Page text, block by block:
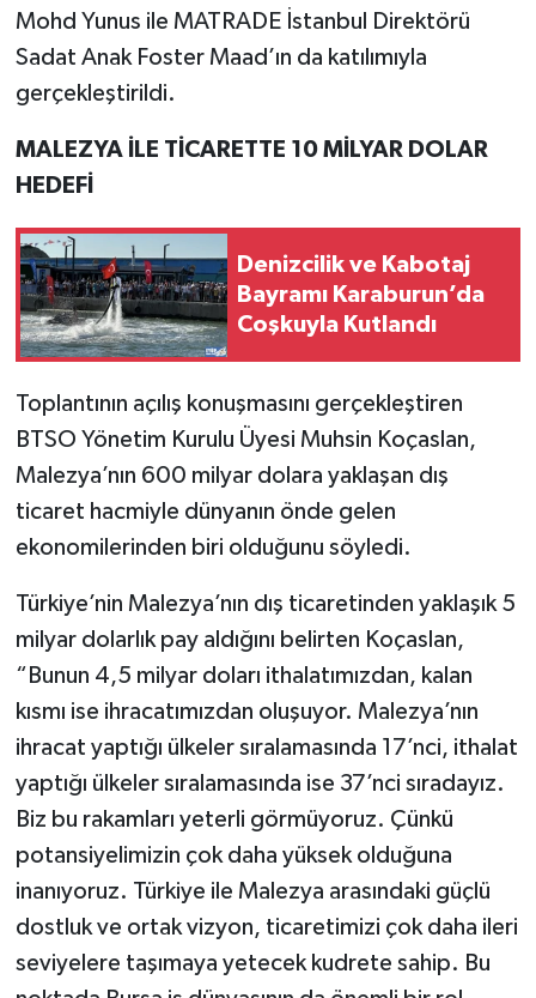
Mohd Yunus ile MATRADE İstanbul Direktörü
Sadat Anak Foster Maad’ın da katılımıyla
gerçekleştirildi.
MALEZYA İLE TİCARETTE 10 MİLYAR DOLAR
HEDEFİ
Denizcilik ve Kabotaj
Bayramı Karaburun’da
Coşkuyla Kutlandı
Toplantının açılış konuşmasını gerçekleştiren
BTSO Yönetim Kurulu Üyesi Muhsin Koçaslan,
Malezya’nın 600 milyar dolara yaklaşan dış
ticaret hacmiyle dünyanın önde gelen
ekonomilerinden biri olduğunu söyledi.
Türkiye’nin Malezya’nın dış ticaretinden yaklaşık 5
milyar dolarlık pay aldığını belirten Koçaslan,
“Bunun 4,5 milyar doları ithalatımızdan, kalan
kısmı ise ihracatımızdan oluşuyor. Malezya’nın
ihracat yaptığı ülkeler sıralamasında 17’nci, ithalat
yaptığı ülkeler sıralamasında ise 37’nci sıradayız.
Biz bu rakamları yeterli görmüyoruz. Çünkü
potansiyelimizin çok daha yüksek olduğuna
inanıyoruz. Türkiye ile Malezya arasındaki güçlü
dostluk ve ortak vizyon, ticaretimizi çok daha ileri
seviyelere taşımaya yetecek kudrete sahip. Bu